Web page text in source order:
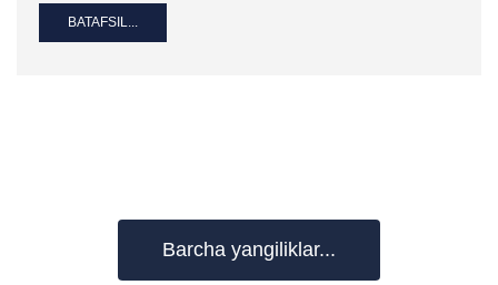
BATAFSIL...
Barcha yangiliklar...